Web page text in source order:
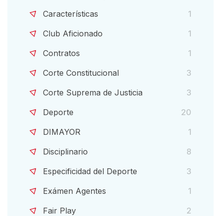
Características
1
Club Aficionado
1
Contratos
1
Corte Constitucional
3
Corte Suprema de Justicia
3
Deporte
20
DIMAYOR
1
Disciplinario
8
Especificidad del Deporte
3
Exámen Agentes
1
Fair Play
2